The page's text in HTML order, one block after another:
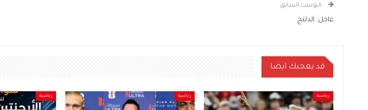
البوست السابق
عاجل: الدلنج
قد يعجبك ايضا
رياضية رياضية رياضية